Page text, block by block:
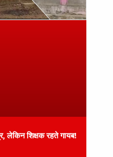
लेकिन शिक्षक रहते गायब!